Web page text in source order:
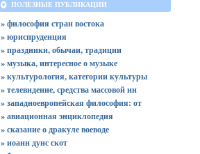
ПОЛЕЗНЫЕ ПУБЛИКАЦИИ
» философия стран востока
» юриспруденция
» праздники, обычаи, традиции
» музыка, интересное о музыке
» культурология, категории культуры
» телевидение, средства массовой ин
» западноевропейская философия: от
» авиационная энциклопедия
» сказание о дракуле воеводе
» иоанн дунс скот